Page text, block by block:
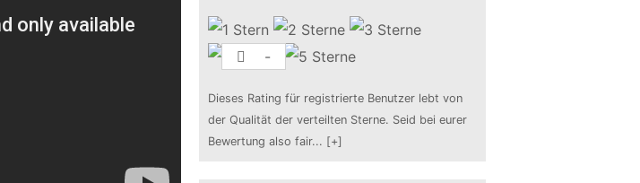
-
Dieses Rating für registrierte Benutzer lebt von
der Qualität der verteilten Sterne. Seid bei eurer
Bewertung also fair... [+]